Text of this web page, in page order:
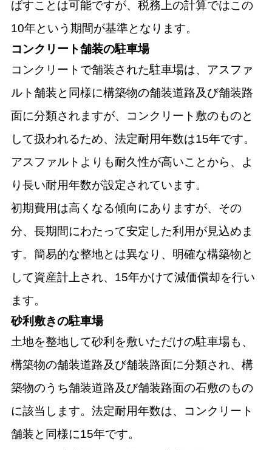
ばすことは可能ですが、税務上の計算ではこの
10年という期間が基準となります。
コンクリート舗装の駐車場
コンクリートで舗装された駐車場は、アスファ
ルト舗装と同様に構築物の舗装道路及び舗装路
面に分類されますが、コンクリート敷のものと
して扱われるため、法定耐用年数は15年です。
アスファルトよりも耐久性が高いことから、よ
り長い耐用年数が設定されています。
初期費用は高くなる傾向にありますが、その
分、長期間にわたって安定した利用が見込めま
す。簡易的な整地とは異なり、明確な構築物と
して資産計上され、15年かけて減価償却を行い
ます。
砂利敷きの駐車場
土地を整地して砂利を敷いただけの駐車場も、
構築物の舗装道路及び舗装路面に分類され、構
築物のうち舗装道路及び舗装路面の石敷のもの
に該当します。法定耐用年数は、コンクリート
舗装と同様に15年です。